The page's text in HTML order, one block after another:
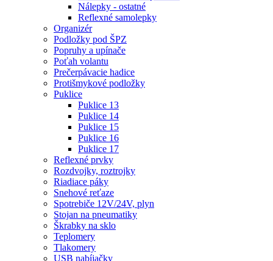
Nálepky - ostatné
Reflexné samolepky
Organizér
Podložky pod ŠPZ
Popruhy a upínače
Poťah volantu
Prečerpávacie hadice
Protišmykové podložky
Puklice
Puklice 13
Puklice 14
Puklice 15
Puklice 16
Puklice 17
Reflexné prvky
Rozdvojky, roztrojky
Riadiace páky
Snehové reťaze
Spotrebiče 12V/24V, plyn
Stojan na pneumatiky
Škrabky na sklo
Teplomery
Tlakomery
USB nabíjačky